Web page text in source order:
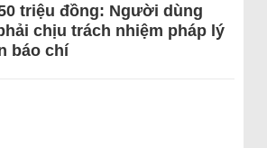
triệu đồng: Người dùng
chịu trách nhiệm pháp lý
báo chí